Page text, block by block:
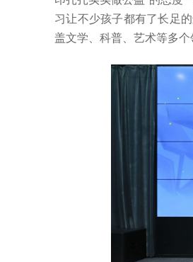
习让不少孩子都有了长足
盖文学、科普、艺术等多个